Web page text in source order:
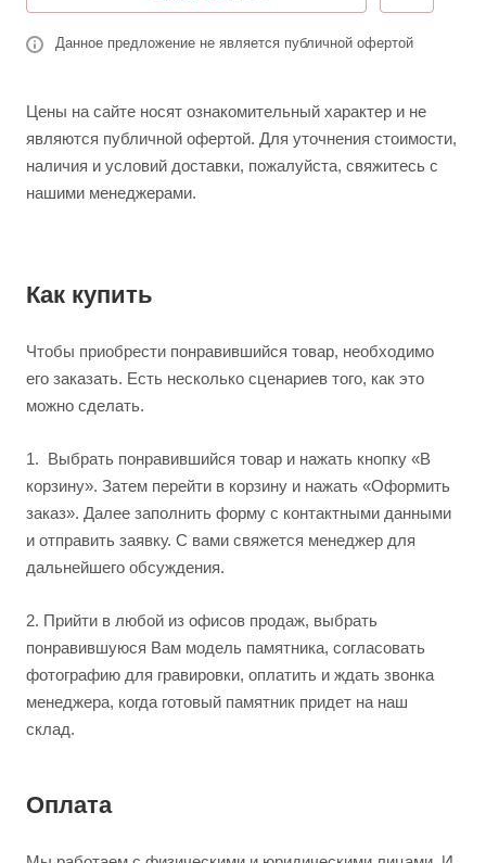
Данное предложение не является публичной офертой
Цены на сайте носят ознакомительный характер и не
являются публичной офертой. Для уточнения стоимости,
наличия и условий доставки, пожалуйста, свяжитесь с
нашими менеджерами.
Как купить
Чтобы приобрести понравившийся товар, необходимо
его заказать. Есть несколько сценариев того, как это
можно сделать.
1. Выбрать понравившийся товар и нажать кнопку «В
корзину». Затем перейти в корзину и нажать «Оформить
заказ». Далее заполнить форму с контактными данными
и отправить заявку. С вами свяжется менеджер для
дальнейшего обсуждения.
2. Прийти в любой из офисов продаж, выбрать
понравившуюся Вам модель памятника, согласовать
фотографию для гравировки, оплатить и ждать звонка
менеджера, когда готовый памятник придет на наш
склад.
Оплата